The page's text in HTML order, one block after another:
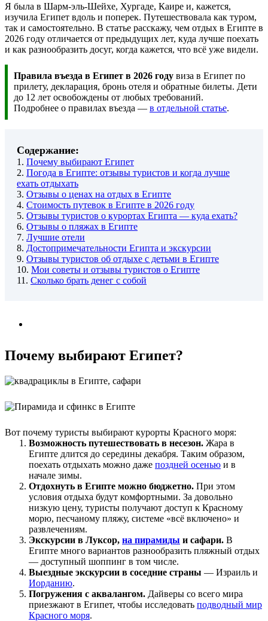
Я была в Шарм-эль-Шейхе, Хургаде, Каире и, кажется,
изучила Египет вдоль и поперек. Путешествовала как туром,
так и самостоятельно. В статье расскажу, чем отдых в Египте в
2026 году отличается от предыдущих лет, куда лучше поехать
и как разнообразить досуг, когда кажется, что всё уже видели.
Правила въезда в Египет в 2026 году виза в Египет по
прилету, декларация, бронь отеля и обратные билеты. Дети
до 12 лет освобождены от любых требований.
Подробнее о правилах въезда — в отдельной статье.
Содержание:
1. Почему выбирают Египет
2. Погода в Египте: отзывы туристов и когда лучше
ехать отдыхать
3. Отзывы о ценах на отдых в Египте
4. Стоимость путевок в Египте в 2026 году
5. Отзывы туристов о курортах Египта — куда ехать?
6. Отзывы о пляжах в Египте
7. Лучшие отели
8. Достопримечательности Египта и экскурсии
9. Отзывы туристов об отдыхе с детьми в Египте
10. Мои советы и отзывы туристов о Египте
11. Сколько брать денег с собой
Почему выбирают Египет?
Вот почему туристы выбирают курорты Красного моря:
Возможность путешествовать в несезон. Жара в
Египте длится до середины декабря. Таким образом,
поехать отдыхать можно даже поздней осенью и в
начале зимы.
Отдохнуть в Египте можно бюджетно. При этом
условия отдыха будут комфортными. За довольно
низкую цену, туристы получают доступ к Красному
морю, песчаному пляжу, системе «всё включено» и
развлечениям.
Экскурсии в Луксор, на пирамиды и сафари. В
Египте много вариантов разнообразить пляжный отдых
— доступный шоппинг в том числе.
Выездные экскурсии в соседние страны — Израиль и
Иорданию.
Погружения с аквалангом. Дайверы со всего мира
приезжают в Египет, чтобы исследовать подводный мир
Красного моря.